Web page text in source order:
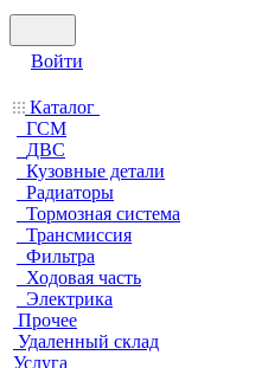
Войти
Каталог
ГСМ
ДВС
Кузовные детали
Радиаторы
Тормозная система
Трансмиссия
Фильтра
Ходовая часть
Электрика
Прочее
Удаленный склад
Услуга